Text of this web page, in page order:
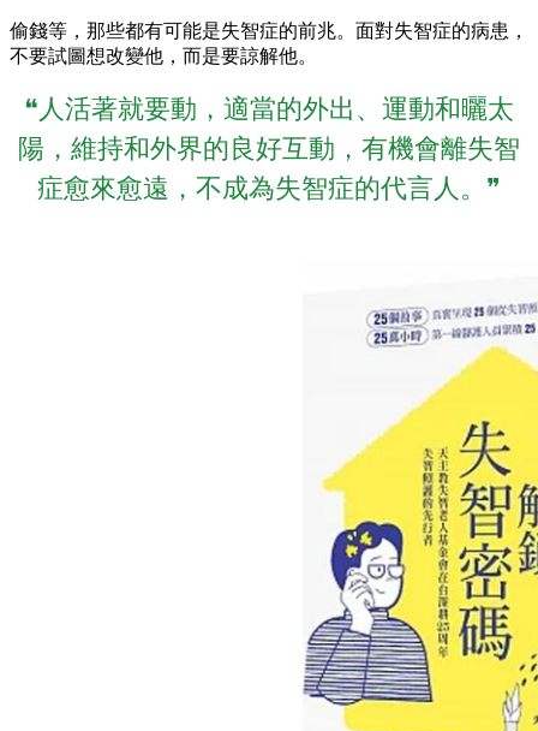
偷錢等，那些都有可能是失智症的前兆。面對失智症的病患，
不要試圖想改變他，而是要諒解他。
❝人活著就要動，適當的外出、運動和曬太
陽，維持和外界的良好互動，有機會離失智
症愈來愈遠，不成為失智症的代言人。❞